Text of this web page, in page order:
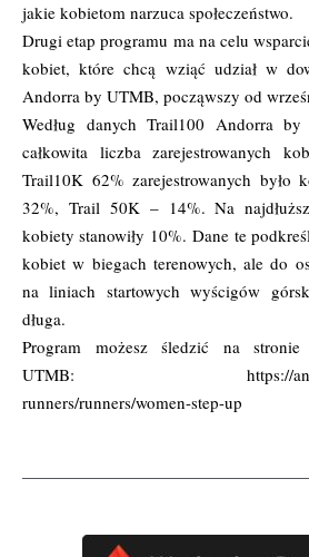
jakie kobietom narzuca społeczeństwo.
Drugi etap programu ma na celu
kobiet, które chcą wziąć udział w
Andorra by UTMB, począwszy od
Według danych Trail100 Andorra
całkowita liczba zarejestrowanych
Trail10K 62% zarejestrowanych
32%, Trail 50K – 14%. Na
kobiety stanowiły 10%.Dane te
kobiet w biegach terenowych, ale do
na liniach startowych wyścigów
długa.
Program możesz śledzić na
UTMB: https://
runners/runners/women-step-up